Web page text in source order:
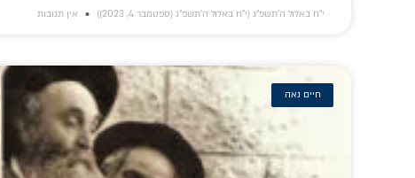
י״ח באלול ה׳תשפ״ג (י״ח באלול ה׳תשפ״ג (ספטמבר 4, 2023)) אין תגובות
חיים נאה